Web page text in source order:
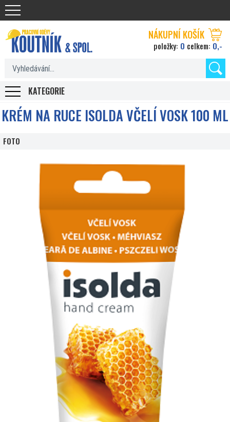
Koutnik.com
KRÉM NA RUCE ISOLDA VČELÍ VOSK 100 ML
FOTO
KATEGORIE
NÁKUPNÍ KOŠÍK
položky: 0 celkem: 0,-